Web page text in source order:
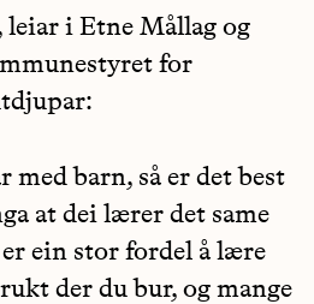
i Etne Mållag og
for
med barn, så er det best
at dei lærer det same
ein stor fordel å lære
der du bur, og mange